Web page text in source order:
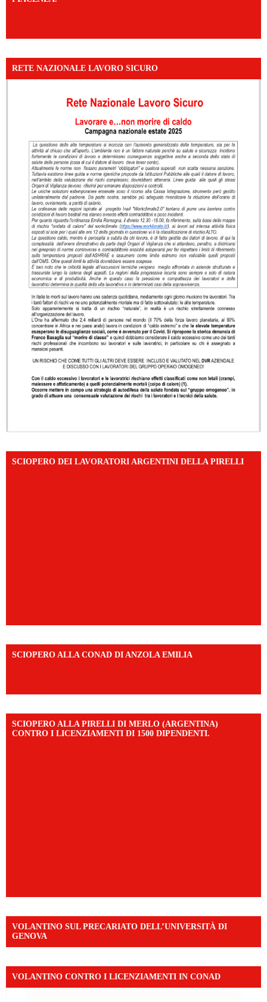
RETE NAZIONALE LAVORO SICURO
SCIOPERO DEI LAVORATORI ARGENTINI DELLA PIRELLI
SCIOPERO ALLA CONAD DI ANZOLA EMILIA
SCIOPERO ALLA PIRELLI DI MERLO (ARGENTINA)
CONTRO I LICENZIAMENTI DI 1500 DIPENDENTI.
VOLANTINO SUL PRECARIATO DELL’UNIVERSITÀ DI
GENOVA
VOLANTINO CONTRO I LICENZIAMENTI IN CONAD